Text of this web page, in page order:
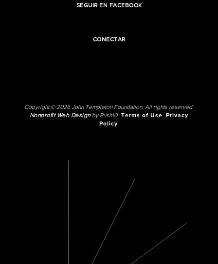
SEGUIR EN FACEBOOK
CONECTAR
Copyright © 2026 John Templeton Foundation. All rights reserved.
Nonprofit Web Designby Push10. Terms of Use
Privacy
Policy